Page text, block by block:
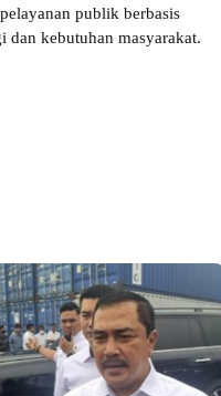
publik berbasis
dan kebutuhan masyarakat.